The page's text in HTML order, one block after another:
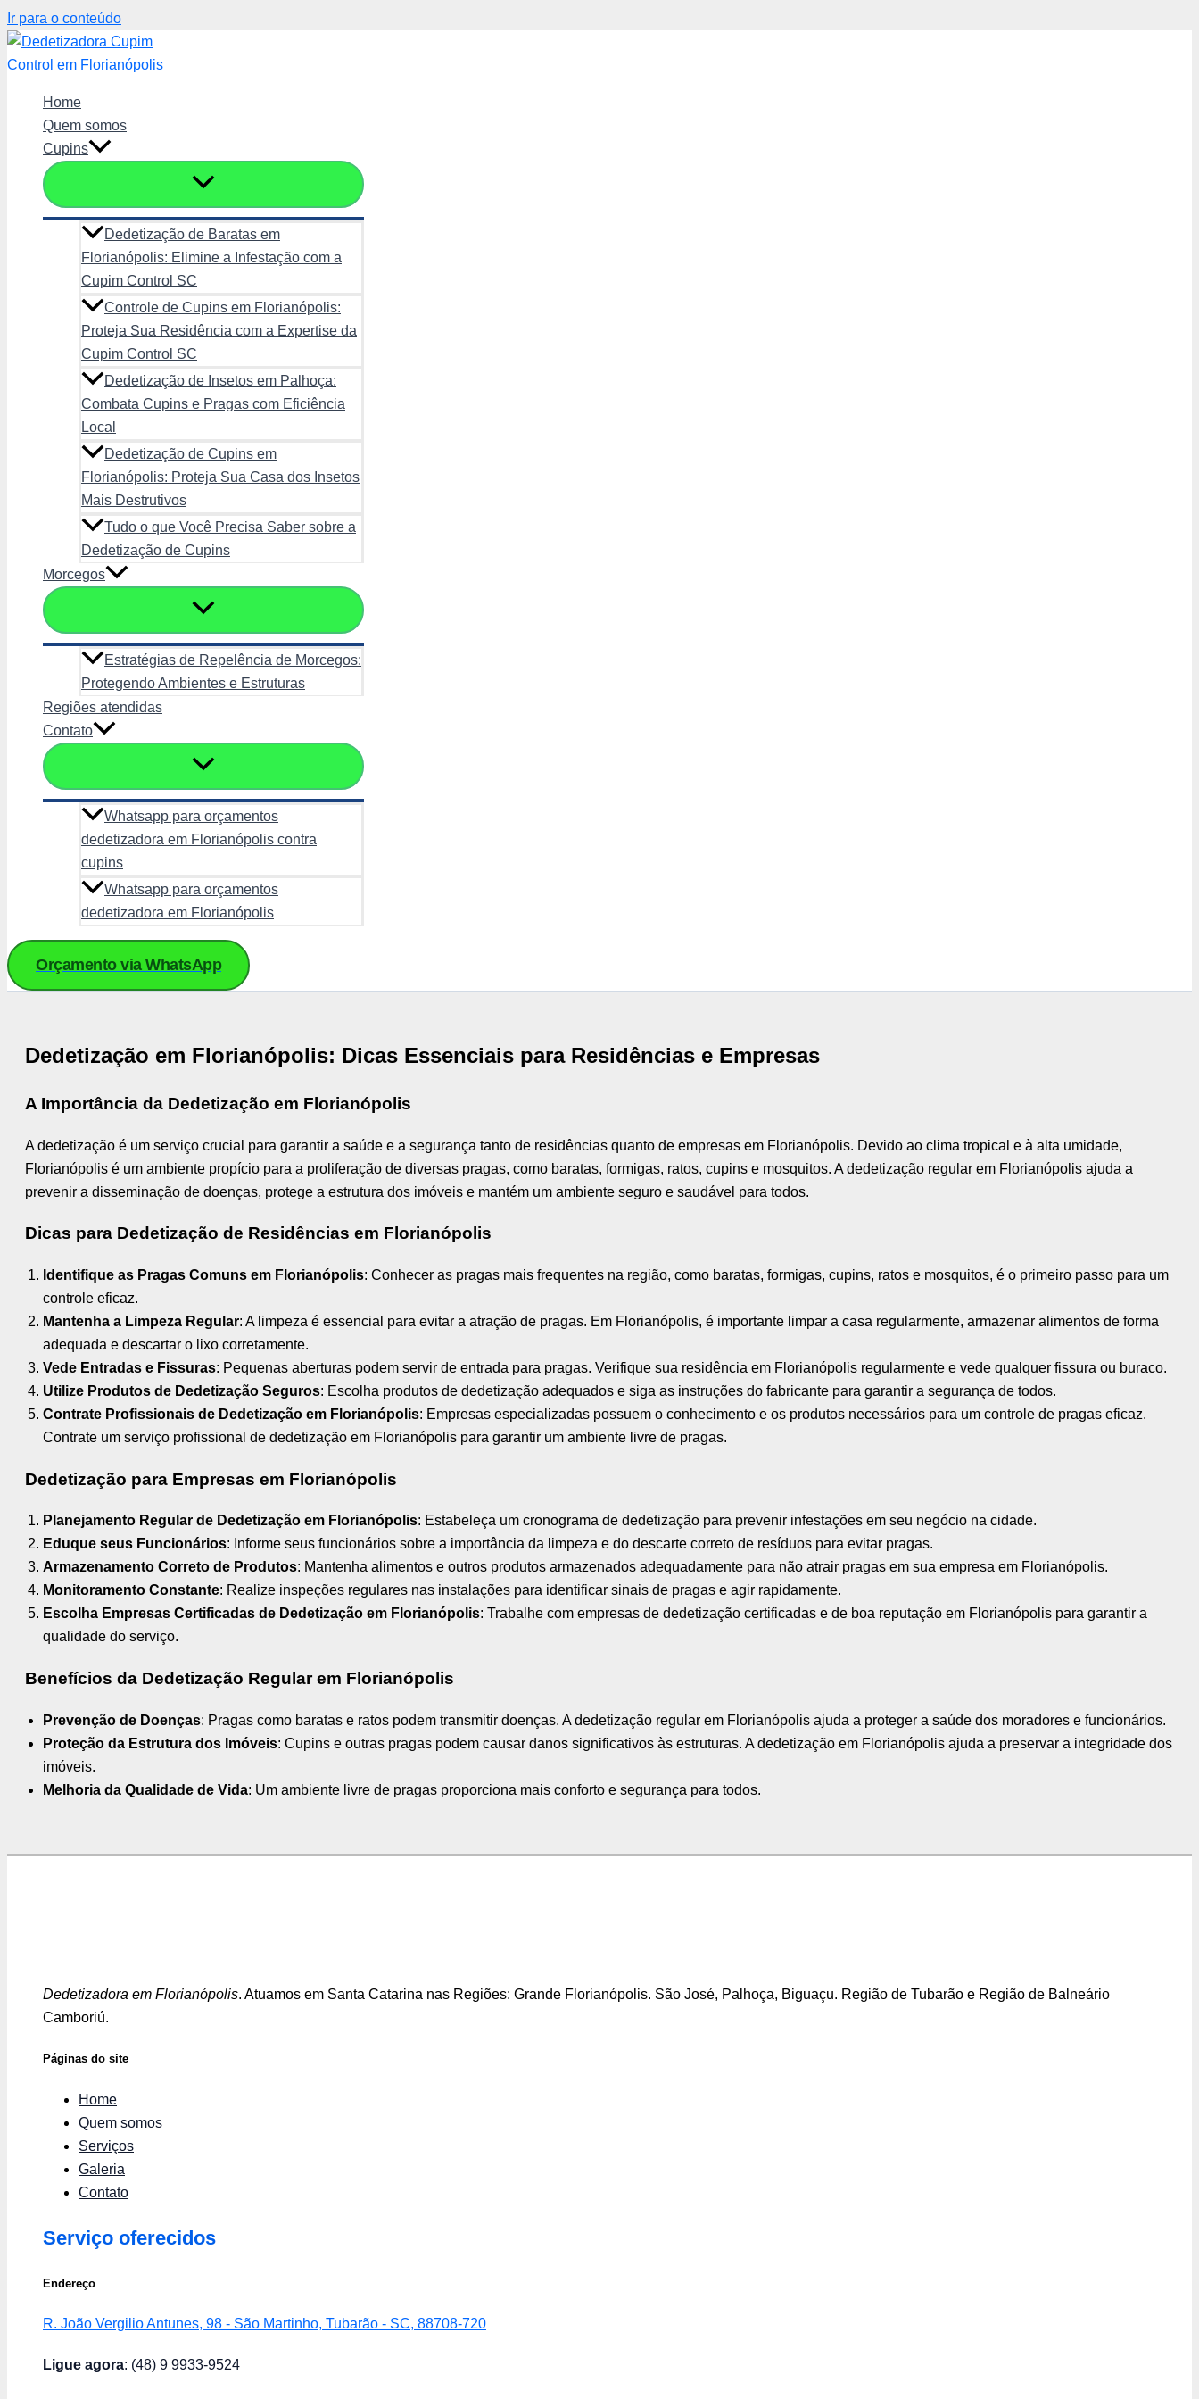
Ir para o conteúdo
Home
Quem somos
Cupins
Dedetização de Baratas em
Florianópolis: Elimine a Infestação com a
Cupim Control SC
Controle de Cupins em Florianópolis:
Proteja Sua Residência com a Expertise da
Cupim Control SC
Dedetização de Insetos em Palhoça:
Combata Cupins e Pragas com Eficiência
Local
Dedetização de Cupins em
Florianópolis: Proteja Sua Casa dos Insetos
Mais Destrutivos
Tudo o que Você Precisa Saber sobre a
Dedetização de Cupins
Morcegos
Estratégias de Repelência de Morcegos:
Protegendo Ambientes e Estruturas
Regiões atendidas
Contato
Whatsapp para orçamentos
dedetizadora em Florianópolis contra
cupins
Whatsapp para orçamentos
dedetizadora em Florianópolis
Orçamento via WhatsApp
Dedetização em Florianópolis: Dicas Essenciais para Residências e Empresas
A Importância da Dedetização em Florianópolis
A dedetização é um serviço crucial para garantir a saúde e a segurança tanto de residências quanto de empresas em Florianópolis. Devido ao clima tropical e à alta umidade,
Florianópolis é um ambiente propício para a proliferação de diversas pragas, como baratas, formigas, ratos, cupins e mosquitos. A dedetização regular em Florianópolis ajuda a
prevenir a disseminação de doenças, protege a estrutura dos imóveis e mantém um ambiente seguro e saudável para todos.
Dicas para Dedetização de Residências em Florianópolis
Identifique as Pragas Comuns em Florianópolis: Conhecer as pragas mais frequentes na região, como baratas, formigas, cupins, ratos e mosquitos, é o primeiro passo para um
controle eficaz.
Mantenha a Limpeza Regular: A limpeza é essencial para evitar a atração de pragas. Em Florianópolis, é importante limpar a casa regularmente, armazenar alimentos de forma
adequada e descartar o lixo corretamente.
Vede Entradas e Fissuras: Pequenas aberturas podem servir de entrada para pragas. Verifique sua residência em Florianópolis regularmente e vede qualquer fissura ou buraco.
Utilize Produtos de Dedetização Seguros: Escolha produtos de dedetização adequados e siga as instruções do fabricante para garantir a segurança de todos.
Contrate Profissionais de Dedetização em Florianópolis: Empresas especializadas possuem o conhecimento e os produtos necessários para um controle de pragas eficaz.
Contrate um serviço profissional de dedetização em Florianópolis para garantir um ambiente livre de pragas.
Dedetização para Empresas em Florianópolis
Planejamento Regular de Dedetização em Florianópolis: Estabeleça um cronograma de dedetização para prevenir infestações em seu negócio na cidade.
Eduque seus Funcionários: Informe seus funcionários sobre a importância da limpeza e do descarte correto de resíduos para evitar pragas.
Armazenamento Correto de Produtos: Mantenha alimentos e outros produtos armazenados adequadamente para não atrair pragas em sua empresa em Florianópolis.
Monitoramento Constante: Realize inspeções regulares nas instalações para identificar sinais de pragas e agir rapidamente.
Escolha Empresas Certificadas de Dedetização em Florianópolis: Trabalhe com empresas de dedetização certificadas e de boa reputação em Florianópolis para garantir a
qualidade do serviço.
Benefícios da Dedetização Regular em Florianópolis
Prevenção de Doenças: Pragas como baratas e ratos podem transmitir doenças. A dedetização regular em Florianópolis ajuda a proteger a saúde dos moradores e funcionários.
Proteção da Estrutura dos Imóveis: Cupins e outras pragas podem causar danos significativos às estruturas. A dedetização em Florianópolis ajuda a preservar a integridade dos
imóveis.
Melhoria da Qualidade de Vida: Um ambiente livre de pragas proporciona mais conforto e segurança para todos.
Dedetizadora em Florianópolis. Atuamos em Santa Catarina nas Regiões: Grande Florianópolis. São José, Palhoça, Biguaçu. Região de Tubarão e Região de Balneário
Camboriú.
Páginas do site
Home
Quem somos
Serviços
Galeria
Contato
Serviço oferecidos
Endereço
R. João Vergilio Antunes, 98 - São Martinho, Tubarão - SC, 88708-720
Ligue agora: (48) 9 9933-9524